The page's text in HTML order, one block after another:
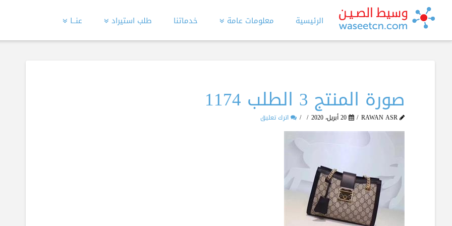
الرئيسية معلومات عامة خدماتنا طلب استيراد عنــا
صورة المنتج 3 الطلب 1174
RAWAN ASR 20 أبريل، 2020 اترك تعليق